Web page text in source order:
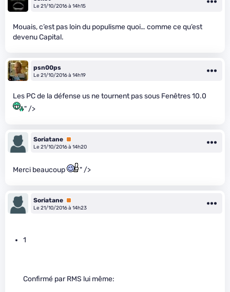
Le 21/10/2016 à 14h15
Mouais, c’est pas loin du populisme quoi… comme ce qu’est
devenu Capital.
psn00ps
Le 21/10/2016 à 14h19
Les PC de la défense us ne tournent pas sous Fenêtres 10.0
" />
Soriatane Premium
Le 21/10/2016 à 14h20
Merci beaucoup " />
Soriatane Premium
Le 21/10/2016 à 14h23
1
Confirmé par RMS lui même: